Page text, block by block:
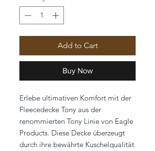
Add to Cart
Buy Now
Erlebe ultimativen Komfort mit der
Fleecedecke Tony aus der
renommierten Tony Linie von Eagle
Products. Diese Decke überzeugt
durch ihre bewährte Kuschelqualität